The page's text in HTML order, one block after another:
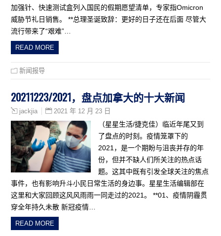
加强针、快速测试盒列入国民的假期愿望清单，专家指Omicron
威胁节礼日销售。 **总理圣诞致辞：更好的日子还在后面 尽管大
流行带来了“艰难”…
READ MORE
新闻报导
20211223/2021，盘点加拿大的十大新闻
jackjia 2021 年 12 月 23 日
（星星生活/捷克佳）临近年尾又到
了盘点的时刻。疫情笼罩下的
2021，是一个期盼与沮丧并存的年
份，但并不缺人们所关注的热点话
题。这其中既有引发全球关注的焦点
事件，也有影响升斗小民日常生活的身边事。星星生活编辑部在
这里和大家回顾这风风雨雨一同走过的2021。 **01、疫情阴霾贯
穿全年持久未散 新冠疫情…
READ MORE